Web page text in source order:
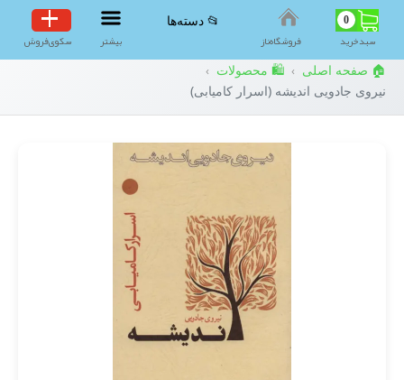
0
سبد‌خرید فروشگاه‌ناز
📂 دسته‌ها
بیشتر سکوی‌فروش
🏠 صفحه اصلی › 🛍️ محصولات ›
نیروی جادویی اندیشه (اسرار کامیابی)